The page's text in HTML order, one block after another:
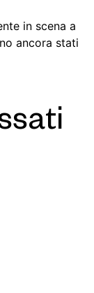
in scena a
ancora stati